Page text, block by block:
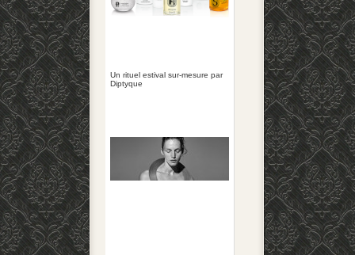
Un rituel estival sur-mesure par
Diptyque